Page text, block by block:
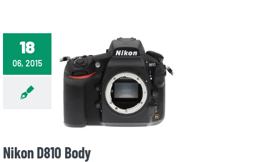
18
06, 2015
Nikon D810 Body